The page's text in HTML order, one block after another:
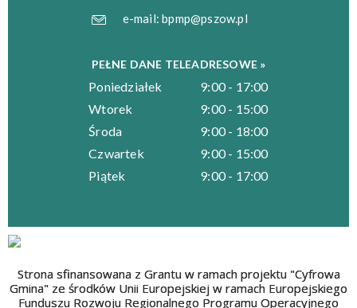
e-mail:bpmp@pszow.pl
PEŁNE DANE TELEADRESOWE »
Poniedziałek
9:00 - 17:00
Wtorek
9:00 - 15:00
Środa
9:00 - 18:00
Czwartek
9:00 - 15:00
Piątek
9:00 - 17:00
Strona sfinansowana z Grantu w ramach projektu "Cyfrowa
Gmina" ze środków Unii Europejskiej w ramach Europejskiego
Funduszu Rozwoju Regionalnego Programu Operacyjnego